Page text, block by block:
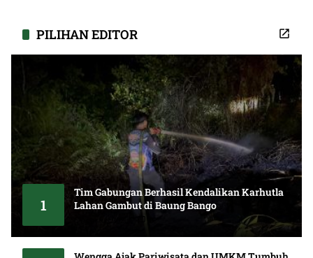
PILIHAN EDITOR
1
Tim Gabungan Berhasil Kendalikan Karhutla
Lahan Gambut di Baung Bango